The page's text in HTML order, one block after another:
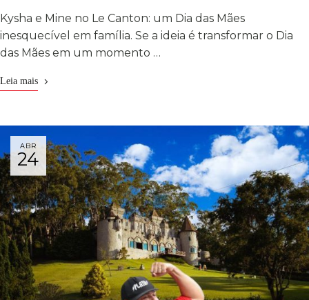
Kysha e Mine no Le Canton: um Dia das Mães
inesquecível em família. Se a ideia é transformar o Dia
das Mães em um momento …
Leia mais
ABR
24